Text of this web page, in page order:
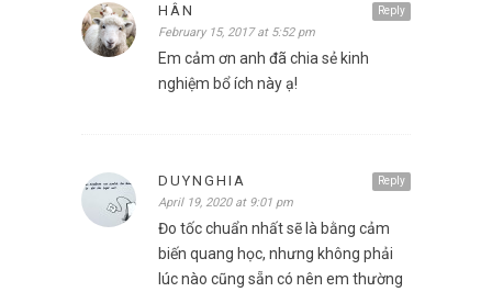
Reply
HÂN
February 15, 2017 at 5:52 pm
Em cảm ơn anh đã chia sẻ kinh
nghiệm bổ ích này ạ!
Reply
DUYNGHIA
April 19, 2020 at 9:01 pm
Đo tốc chuẩn nhất sẽ là bằng cảm
biến quang học, nhưng không phải
lúc nào cũng sẵn có nên em thường